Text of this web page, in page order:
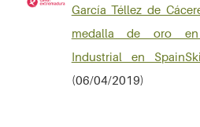
García Téllez de
medalla de oro en
Industrial en
(06/04/2019)